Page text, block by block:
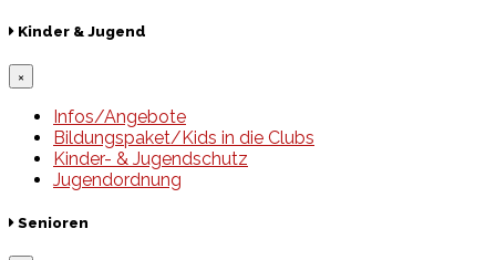
Kinder & Jugend
×
Infos/Angebote
Bildungspaket/Kids in die Clubs
Kinder- & Jugendschutz
Jugendordnung
Senioren